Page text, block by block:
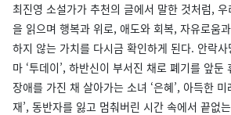
최진영 소설가가 추천의 글에서 말한 것처럼, 우
을 읽으며 행복과 위로, 애도와 회복, 자유로움
하지 않는 가치를 다시금 확인하게 된다. 안락
마 ‘투데이’, 하반신이 부서진 채로 폐기를 앞둔
장애를 가진 채 살아가는 소녀 ‘은혜’, 아득한 미
재’, 동반자를 잃고 멈춰버린 시간 속에서 끝없